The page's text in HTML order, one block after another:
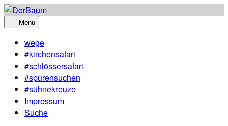
Skip
to
Menu
wege
#kirchensafari
#schlössersafari
#spurensuchen
#sühnekreuze
Impressum
Suche